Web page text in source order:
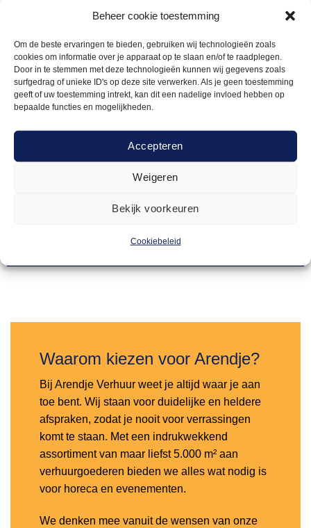
Beheer cookie toestemming
Om de beste ervaringen te bieden, gebruiken wij technologieën zoals
cookies om informatie over je apparaat op te slaan en/of te raadplegen.
Door in te stemmen met deze technologieën kunnen wij gegevens zoals
surfgedrag of unieke ID's op deze site verwerken. Als je geen toestemming
geeft of uw toestemming intrekt, kan dit een nadelige invloed hebben op
bepaalde functies en mogelijkheden.
Accepteren
Weigeren
Bekijk voorkeuren
Cookiebeleid
Waarom kiezen voor Arendje?
Bij Arendje Verhuur weet je altijd waar je aan
toe bent. Wij staan voor duidelijke en heldere
afspraken, zodat je nooit voor verrassingen
komt te staan. Met een indrukwekkend
assortiment van maar liefst 5.000 m² aan
verhuurgoederen bieden we alles wat nodig is
voor horeca en evenementen.
We denken mee vanuit de wensen van onze